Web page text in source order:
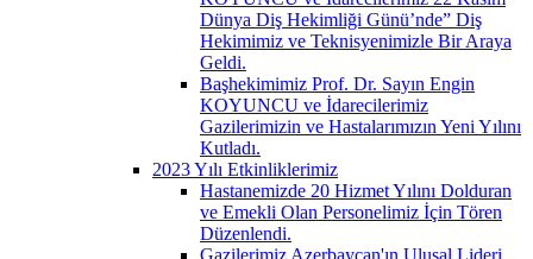
Dünya Diş Hekimliği Günü’nde” Diş
Hekimimiz ve Teknisyenimizle Bir Araya
Geldi.
Başhekimimiz Prof. Dr. Sayın Engin
KOYUNCU ve İdarecilerimiz
Gazilerimizin ve Hastalarımızın Yeni Yılını
Kutladı.
2023 Yılı Etkinliklerimiz
Hastanemizde 20 Hizmet Yılını Dolduran
ve Emekli Olan Personelimiz İçin Tören
Düzenlendi.
Gazilerimiz Azerbaycan'ın Ulusal Lideri